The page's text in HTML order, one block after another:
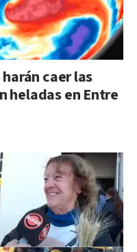
caer las
heladas en Entre